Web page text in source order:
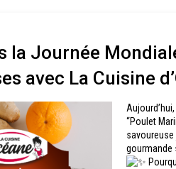
la Journée
avec La Cuisine
“Poulet
gourmande